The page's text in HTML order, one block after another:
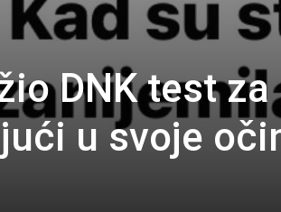
DNK test za
u svoje